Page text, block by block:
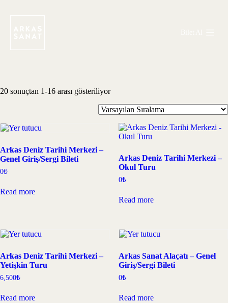
20 sonuçtan 1-16 arası gösteriliyor
Arkas Deniz Tarihi Merkezi –
Genel Giriş/Sergi Bileti
0₺
Read more
Arkas Deniz Tarihi Merkezi –
Okul Turu
0₺
Read more
Arkas Deniz Tarihi Merkezi –
Yetişkin Turu
6,500₺
Read more
Arkas Sanat Alaçatı – Genel
Giriş/Sergi Bileti
0₺
Read more